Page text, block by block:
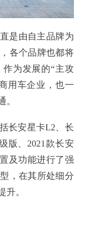
是由自主品牌为
各个品牌也都将
为发展的“主攻
用车企业，也一
。
长安星卡L2、长
版、2021款长安
及功能进行了强
，在其所处细分
升。